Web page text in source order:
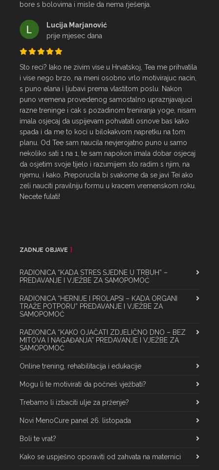
bore s bolovima i misle da nema rješenja.
Lucija Marjanović
prije mjesec dana
Sto reci? Iako ne zivim vise u Hrvatskoj, Tea me prihvatila
i vise nego brzo, na meni osobno vrlo motivirajuc nacin,
s puno elana i ljubavi prema vlastitom poslu. Nakon
puno vremena provedenog samostalno upraznjavajuci
razne treninge i cak s pozadinom treniranja yoge, nisam
imala osjecaj da uspijevam pohvatati osnove bas kako
spada i da me to koci u bilokakvom napretku na tom
planu. Od Tee sam naucila nevjerojatno puno u samo
nekoliko sati 1 na 1, te sam napokon imala dobar osjecaj
da osjetim svoje tijelo i razumijem sto radim s njim, na
njemu, i kako. Preporucila bi svakome da se javi Tei ako
zeli nauciti pravilniju formu u kracem vremenskom roku.
Necete fulati!
ZADNJE OBJAVE
RADIONICA “KADA STRES SJEDNE U TRBUH” –
PREDAVANJE I VJEŽBE ZA SAMOPOMOĆ
RADIONICA “HERNIJE I PROLAPSI – KADA ORGANI
TRAŽE POTPORU” PREDAVANJE I VJEŽBE ZA
SAMOPOMOĆ
RADIONICA “KAKO OJAČATI ZDJELIČNO DNO – BEZ
MITOVA I NAGAĐANJA” PREDAVANJE I VJEŽBE ZA
SAMOPOMOĆ
Online trening, rehabilitacija i edukacije
Mogu li te motivirati da počneš vježbati?
Trebamo li izbaciti ulje za prženje?
Novi MenoCure panel 26. listopada
Boli te vrat?
Kako se uspješno oporaviti od zahvata na maternici